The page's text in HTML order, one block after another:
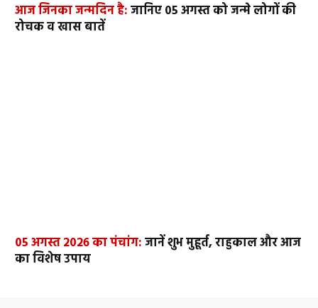
आज जिनका जन्मदिन है:जानिए 05 अगस्त को जन्मे लोगों की
रोचक व खास बातें
05 अगस्त 2026 का पंचांग:जानें शुभ मुहूर्त, राहुकाल और आज
का विशेष उपाय